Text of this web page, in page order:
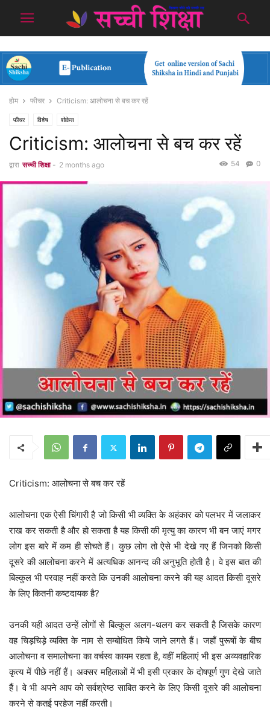
होम फीचर Criticism: आलोचना से बच कर रहें
फीचर विशेष शोकेस
Criticism: आलोचना से बच कर रहें
द्वारा सच्ची शिक्षा - 2 months ago 0
54
Criticism: आलोचना से बच कर रहें
आलोचना एक ऐसी चिंगारी है जो किसी भी व्यक्ति के अहंकार को पलभर में जलाकर
राख कर सकती है और हो सकता है यह किसी की मृत्यु का कारण भी बन जाएं मगर
लोग इस बारे में कम ही सोचते हैं। कुछ लोग तो ऐसे भी देखे गए हैं जिनको किसी
दूसरे की आलोचना करने में अत्यधिक आनन्द की अनुभूति होती है। वे इस बात की
बिल्कुल भी परवाह नहीं करते कि उनकी आलोचना करने की यह आदत किसी दूसरे
के लिए कितनी कष्टदायक है?
उनकी यही आदत उन्हें लोगों से बिल्कुल अलग-थलग कर सकती है जिसके कारण
वह चिड़चिड़े व्यक्ति के नाम से सम्बोधित किये जाने लगते हैं। जहाँ पुरूषों के बीच
आलोचना व समालोचना का वर्चस्व कायम रहता है, वहीं महिलाएं भी इस अव्यवहारिक
कृत्य में पीछे नहीं हैं। अक्सर महिलाओं में भी इसी प्रकार के दोषपूर्ण गुण देखे जाते
हैं। वे भी अपने आप को सर्वश्रेष्ठ साबित करने के लिए किसी दूसरे की आलोचना
करने से कतई परहेज नहीं करती।